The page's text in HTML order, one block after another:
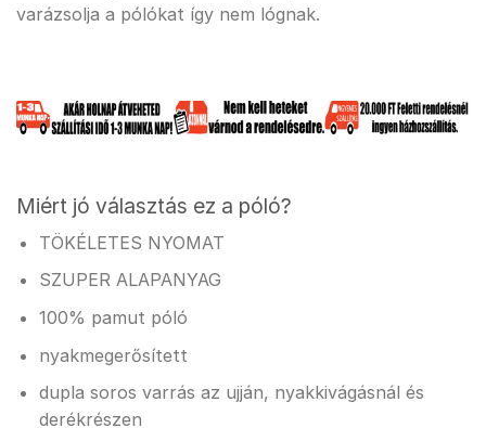
varázsolja a pólókat így nem lógnak.
Miért jó választás ez a póló?
TÖKÉLETES NYOMAT
SZUPER ALAPANYAG
100% pamut póló
nyakmegerősített
dupla soros varrás az ujján, nyakkivágásnál és
derékrészen